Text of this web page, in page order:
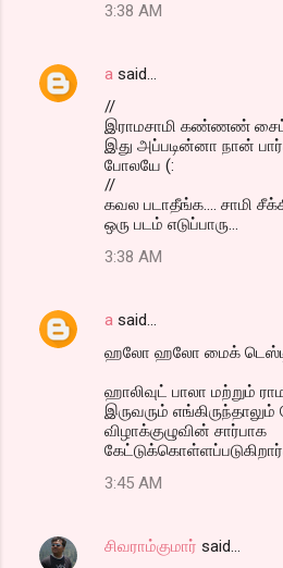
3:38 AM
a said…
//
இராமசாமி கண்ணண்
இது அப்படின்னா நான்
போலயே (:
//
கவல படாதீங்க.... சாமி
ஒரு படம் எடுப்பாரு...
3:38 AM
a said…
ஹலோ ஹலோ மைக்
ஹாலிவுட் பாலா மற்றும்
இருவரும்
விழாக்குழுவின் சார்பாக
3:45 AM
சிவராம்குமார் said…